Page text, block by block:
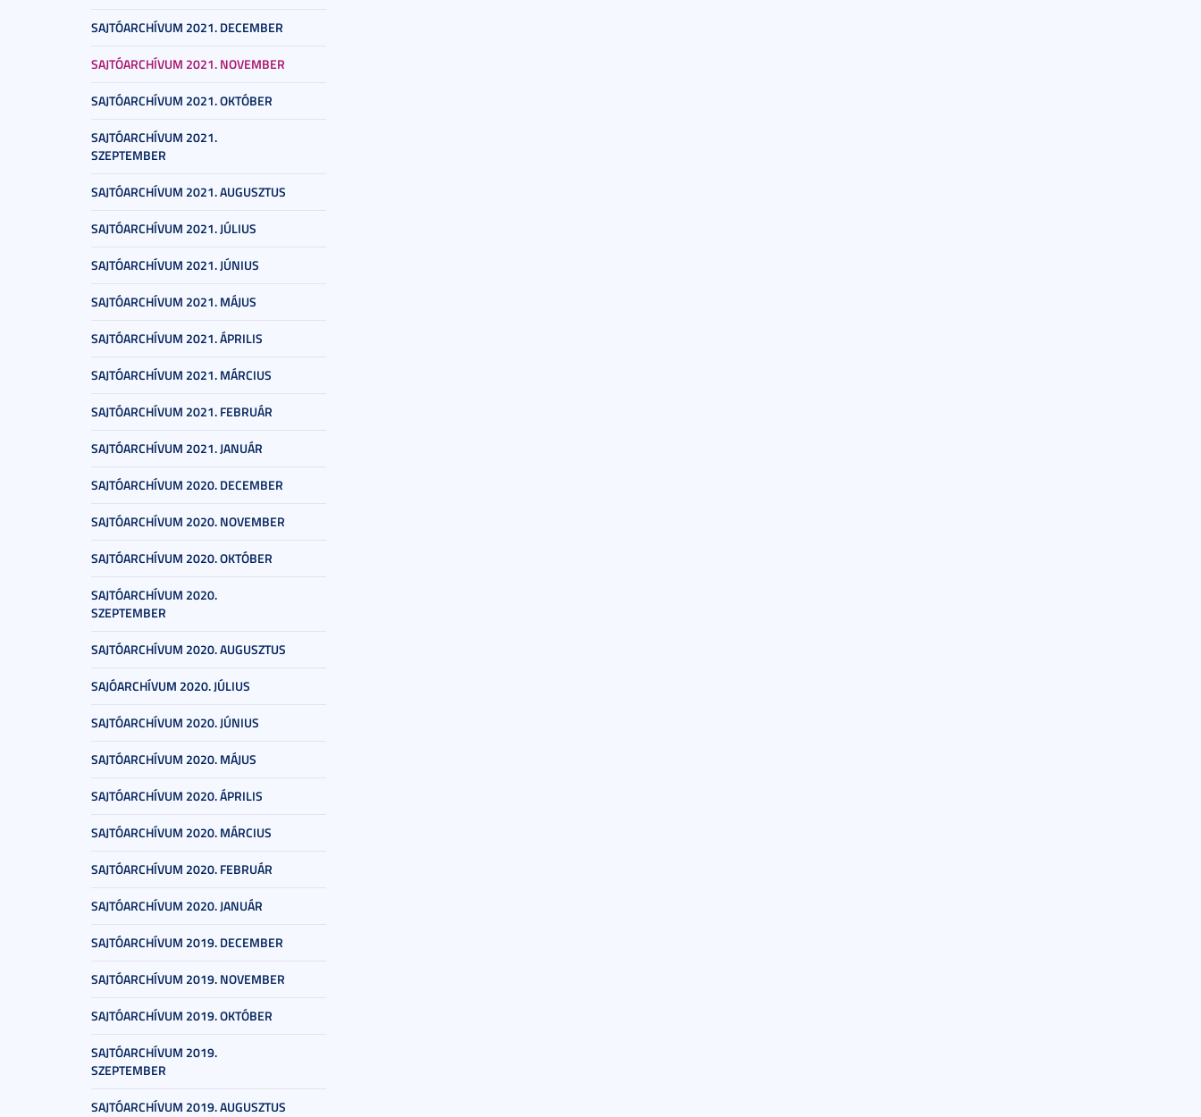
SAJTÓARCHÍVUM 2021. DECEMBER
SAJTÓARCHÍVUM 2021. NOVEMBER
SAJTÓARCHÍVUM 2021. OKTÓBER
SAJTÓARCHÍVUM 2021.
SZEPTEMBER
SAJTÓARCHÍVUM 2021. AUGUSZTUS
SAJTÓARCHÍVUM 2021. JÚLIUS
SAJTÓARCHÍVUM 2021. JÚNIUS
SAJTÓARCHÍVUM 2021. MÁJUS
SAJTÓARCHÍVUM 2021. ÁPRILIS
SAJTÓARCHÍVUM 2021. MÁRCIUS
SAJTÓARCHÍVUM 2021. FEBRUÁR
SAJTÓARCHÍVUM 2021. JANUÁR
SAJTÓARCHÍVUM 2020. DECEMBER
SAJTÓARCHÍVUM 2020. NOVEMBER
SAJTÓARCHÍVUM 2020. OKTÓBER
SAJTÓARCHÍVUM 2020.
SZEPTEMBER
SAJTÓARCHÍVUM 2020. AUGUSZTUS
SAJÓARCHÍVUM 2020. JÚLIUS
SAJTÓARCHÍVUM 2020. JÚNIUS
SAJTÓARCHÍVUM 2020. MÁJUS
SAJTÓARCHÍVUM 2020. ÁPRILIS
SAJTÓARCHÍVUM 2020. MÁRCIUS
SAJTÓARCHÍVUM 2020. FEBRUÁR
SAJTÓARCHÍVUM 2020. JANUÁR
SAJTÓARCHÍVUM 2019. DECEMBER
SAJTÓARCHÍVUM 2019. NOVEMBER
SAJTÓARCHÍVUM 2019. OKTÓBER
SAJTÓARCHÍVUM 2019.
SZEPTEMBER
SAJTÓARCHÍVUM 2019. AUGUSZTUS